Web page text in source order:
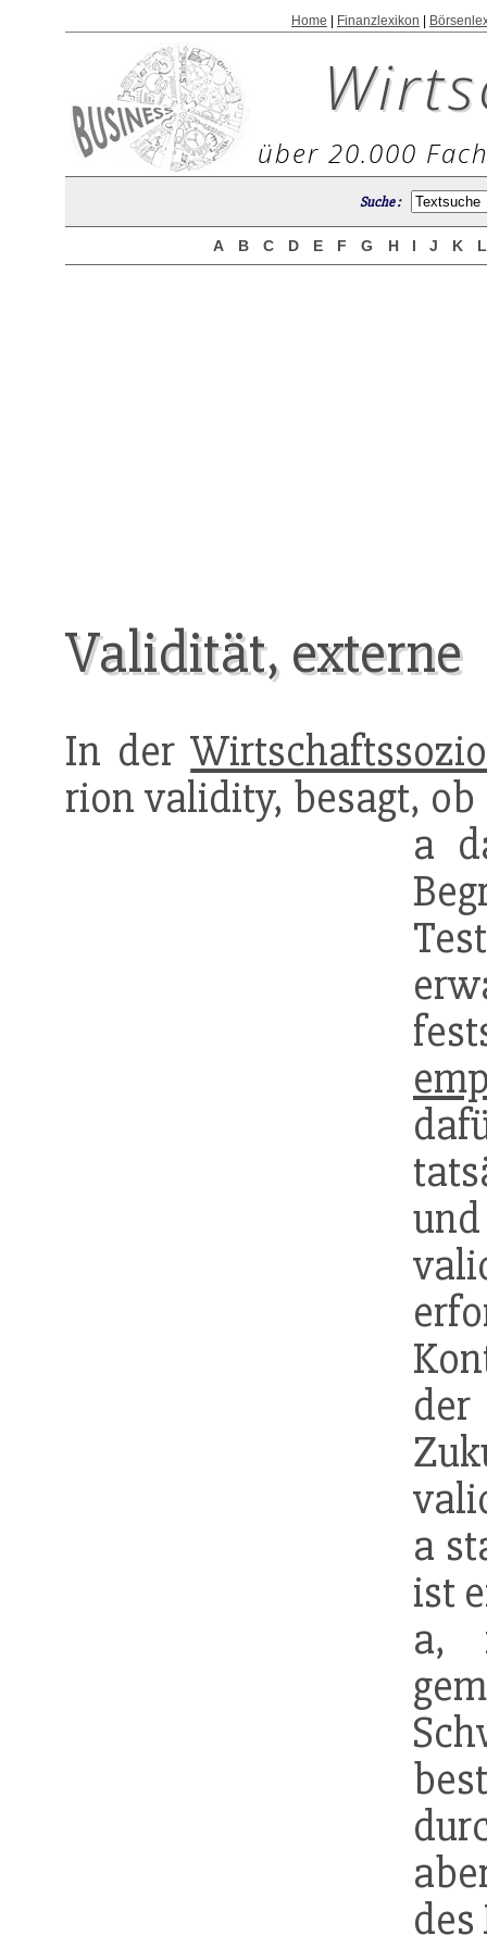
Home Finanzlexikon
über 20.000
Suche :
A B C D E F G H I J K
Validität, externe
In der
rion validity, besagt,
a
a
ist
a,